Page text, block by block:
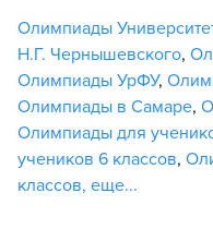
Олимпиады
Н.Г. Чернышевского,
Олимпиады УрФУ,
Олимпиады в Самаре,
Олимпиады для
учеников 6 классов,
классов, еще...